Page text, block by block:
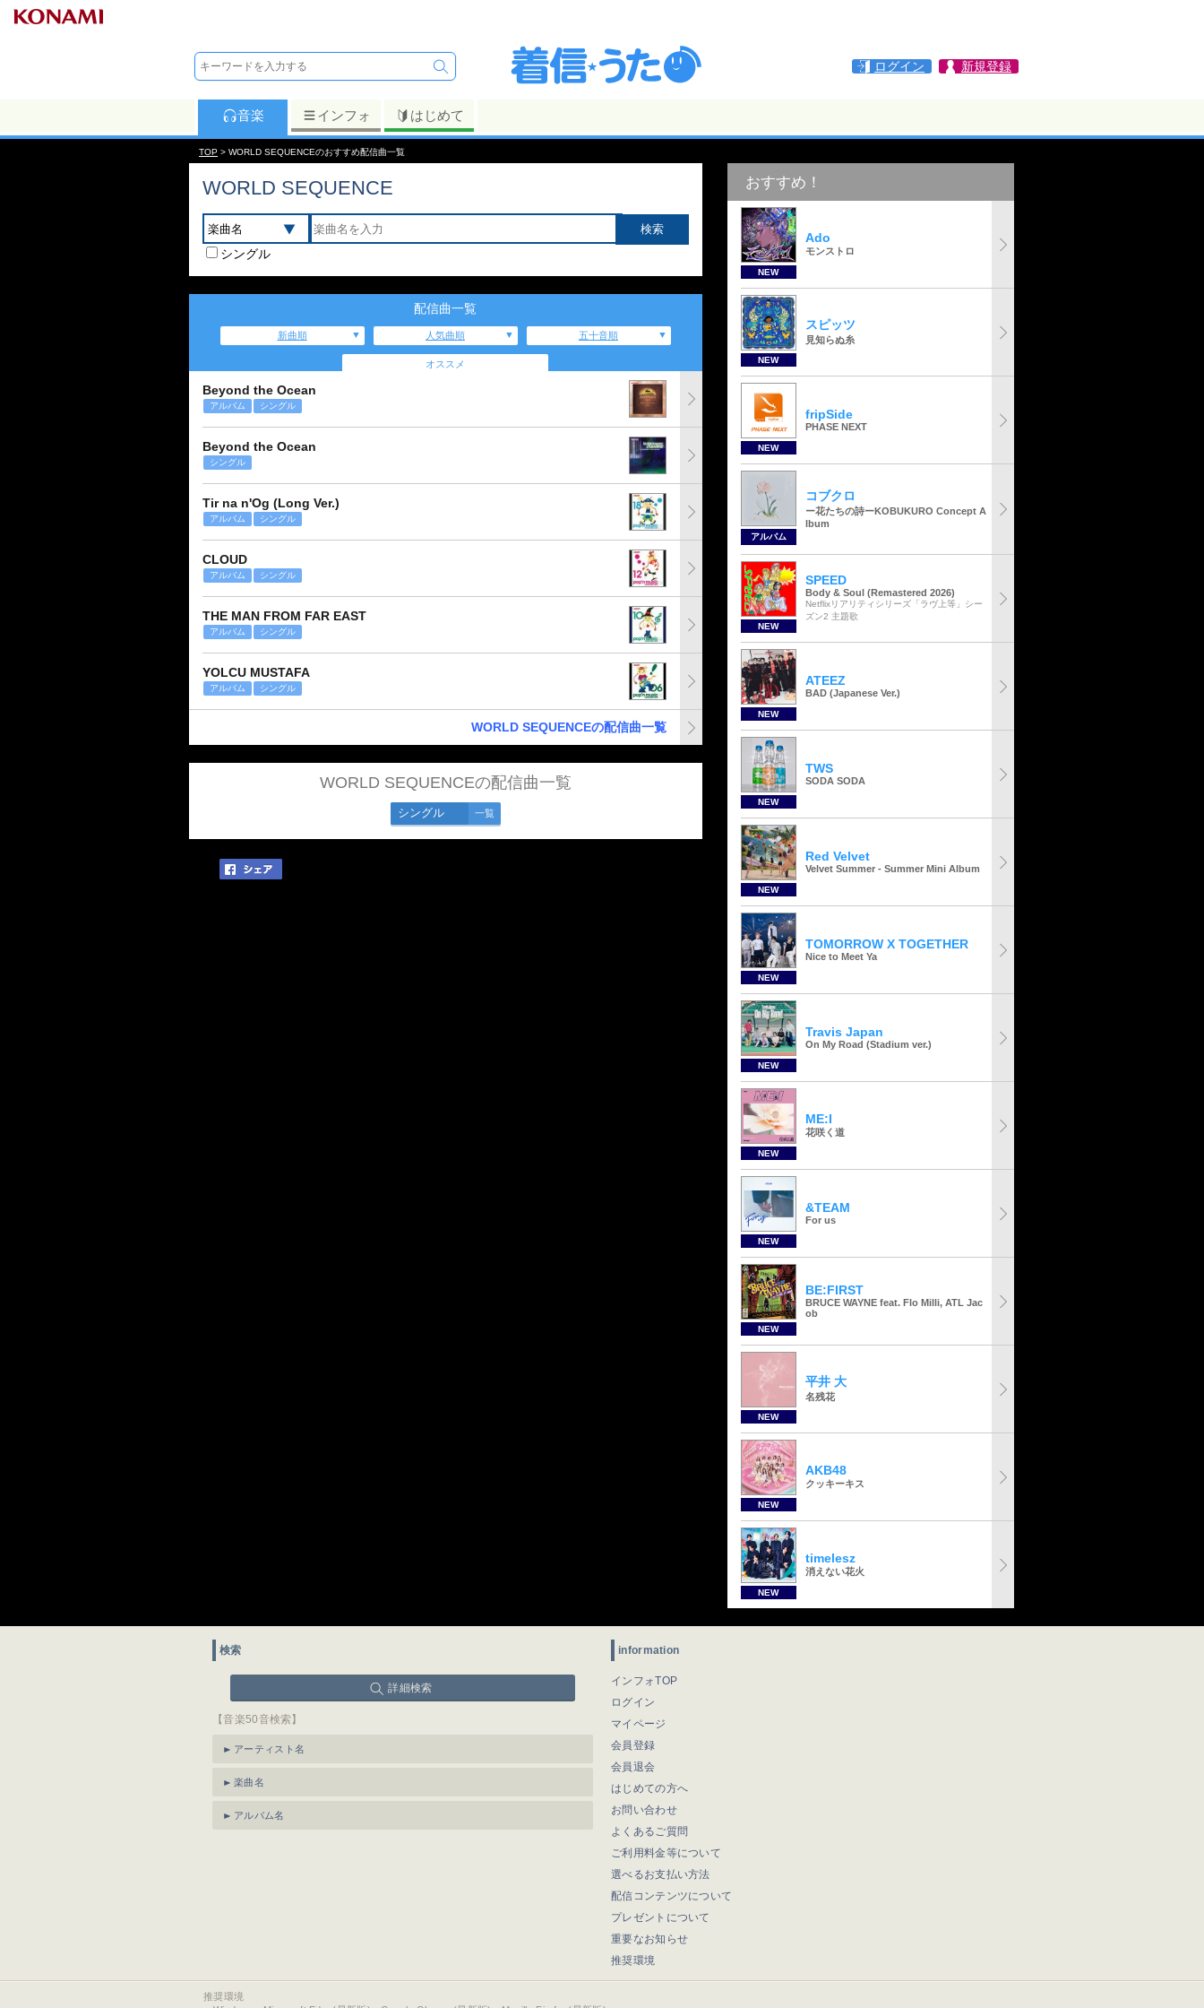
ログイン 新規登録
音楽 インフォ はじめて
TOP > WORLD SEQUENCEのおすすめ配信曲一覧
WORLD SEQUENCE
シングル
配信曲一覧
新曲順 人気曲順 五十音順
オススメ
Beyond the Ocean
アルバム シングル
Beyond the Ocean
シングル
Tir na n'Og (Long Ver.)
アルバム シングル
CLOUD
アルバム シングル
THE MAN FROM FAR EAST
アルバム シングル
YOLCU MUSTAFA
アルバム シングル
WORLD SEQUENCEの配信曲一覧
WORLD SEQUENCEの配信曲一覧
シングル 一覧
おすすめ！
NEW
Ado
モンストロ
NEW
スピッツ
見知らぬ糸
NEW
fripSide
PHASE NEXT
アルバム
コブクロ
ー花たちの詩ーKOBUKURO Concept A
lbum
NEW
SPEED
Body & Soul (Remastered 2026)
Netflixリアリティシリーズ「ラヴ上等」シー
ズン2 主題歌
NEW
ATEEZ
BAD (Japanese Ver.)
NEW
TWS
SODA SODA
NEW
Red Velvet
Velvet Summer - Summer Mini Album
NEW
TOMORROW X TOGETHER
Nice to Meet Ya
NEW
Travis Japan
On My Road (Stadium ver.)
NEW
ME:I
花咲く道
NEW
&TEAM
For us
NEW
BE:FIRST
BRUCE WAYNE feat. Flo Milli, ATL Jac
ob
NEW
平井 大
名残花
NEW
AKB48
クッキーキス
NEW
timelesz
消えない花火
検索
詳細検索
【音楽50音検索】
アーティスト名
楽曲名
アルバム名
information
インフォTOP
ログイン
マイページ
会員登録
会員退会
はじめての方へ
お問い合わせ
よくあるご質問
ご利用料金等について
選べるお支払い方法
配信コンテンツについて
プレゼントについて
重要なお知らせ
推奨環境
推奨環境